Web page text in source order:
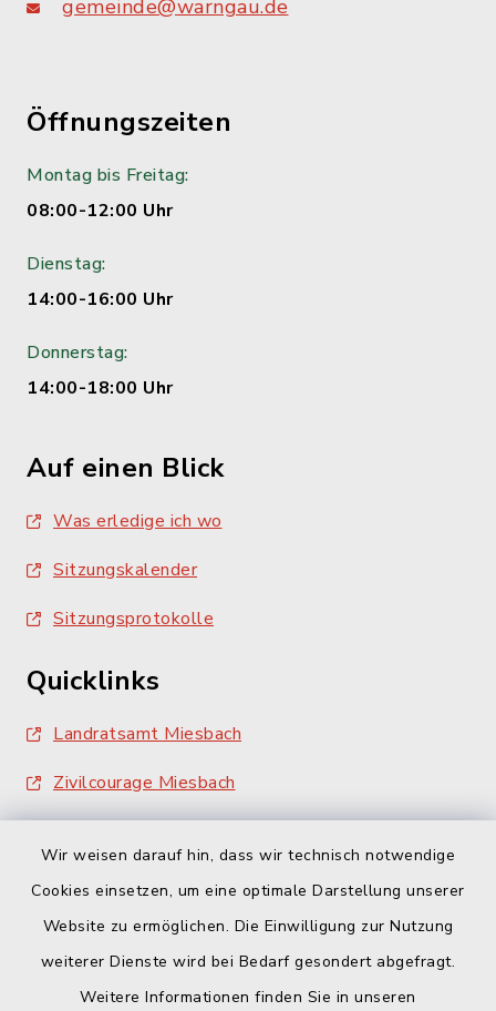
Wir weisen darauf hin, dass wir technisch notwendige
Cookies einsetzen, um eine optimale Darstellung unserer
Website zu ermöglichen. Die Einwilligung zur Nutzung
weiterer Dienste wird bei Bedarf gesondert abgefragt.
Weitere Informationen finden Sie in unseren
gemeinde@warngau.de
Öffnungszeiten
Montag bis Freitag:
08:00-12:00 Uhr
Dienstag:
14:00-16:00 Uhr
Donnerstag:
14:00-18:00 Uhr
Auf einen Blick
Was erledige ich wo
Sitzungskalender
Sitzungsprotokolle
Quicklinks
Landratsamt Miesbach
Zivilcourage Miesbach
Barrierefreiheit